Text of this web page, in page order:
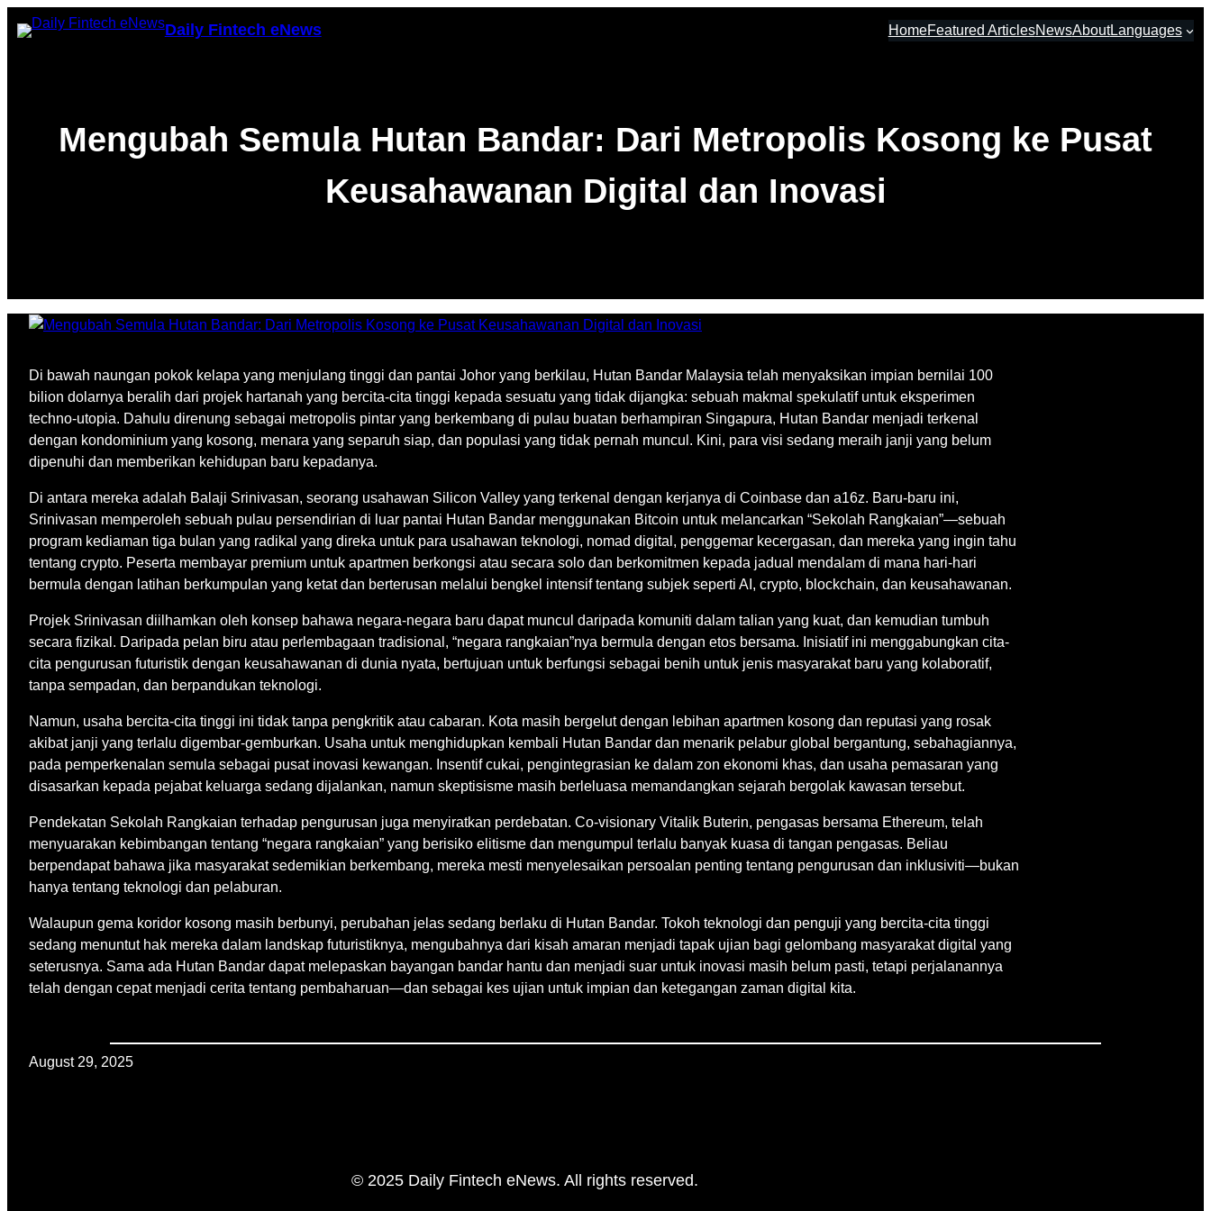
Skip
to
Daily Fintech eNews HomeFeatured ArticlesNewsAboutLanguages
Mengubah Semula Hutan Bandar: Dari Metropolis Kosong ke Pusat
Keusahawanan Digital dan Inovasi
Di bawah naungan pokok kelapa yang menjulang tinggi dan pantai Johor yang berkilau, Hutan Bandar Malaysia telah menyaksikan impian bernilai 100
bilion dolarnya beralih dari projek hartanah yang bercita-cita tinggi kepada sesuatu yang tidak dijangka: sebuah makmal spekulatif untuk eksperimen
techno-utopia. Dahulu direnung sebagai metropolis pintar yang berkembang di pulau buatan berhampiran Singapura, Hutan Bandar menjadi terkenal
dengan kondominium yang kosong, menara yang separuh siap, dan populasi yang tidak pernah muncul. Kini, para visi sedang meraih janji yang belum
dipenuhi dan memberikan kehidupan baru kepadanya.
Di antara mereka adalah Balaji Srinivasan, seorang usahawan Silicon Valley yang terkenal dengan kerjanya di Coinbase dan a16z. Baru-baru ini,
Srinivasan memperoleh sebuah pulau persendirian di luar pantai Hutan Bandar menggunakan Bitcoin untuk melancarkan “Sekolah Rangkaian”—sebuah
program kediaman tiga bulan yang radikal yang direka untuk para usahawan teknologi, nomad digital, penggemar kecergasan, dan mereka yang ingin tahu
tentang crypto. Peserta membayar premium untuk apartmen berkongsi atau secara solo dan berkomitmen kepada jadual mendalam di mana hari-hari
bermula dengan latihan berkumpulan yang ketat dan berterusan melalui bengkel intensif tentang subjek seperti AI, crypto, blockchain, dan keusahawanan.
Projek Srinivasan diilhamkan oleh konsep bahawa negara-negara baru dapat muncul daripada komuniti dalam talian yang kuat, dan kemudian tumbuh
secara fizikal. Daripada pelan biru atau perlembagaan tradisional, “negara rangkaian”nya bermula dengan etos bersama. Inisiatif ini menggabungkan cita-
cita pengurusan futuristik dengan keusahawanan di dunia nyata, bertujuan untuk berfungsi sebagai benih untuk jenis masyarakat baru yang kolaboratif,
tanpa sempadan, dan berpandukan teknologi.
Namun, usaha bercita-cita tinggi ini tidak tanpa pengkritik atau cabaran. Kota masih bergelut dengan lebihan apartmen kosong dan reputasi yang rosak
akibat janji yang terlalu digembar-gemburkan. Usaha untuk menghidupkan kembali Hutan Bandar dan menarik pelabur global bergantung, sebahagiannya,
pada pemperkenalan semula sebagai pusat inovasi kewangan. Insentif cukai, pengintegrasian ke dalam zon ekonomi khas, dan usaha pemasaran yang
disasarkan kepada pejabat keluarga sedang dijalankan, namun skeptisisme masih berleluasa memandangkan sejarah bergolak kawasan tersebut.
Pendekatan Sekolah Rangkaian terhadap pengurusan juga menyiratkan perdebatan. Co-visionary Vitalik Buterin, pengasas bersama Ethereum, telah
menyuarakan kebimbangan tentang “negara rangkaian” yang berisiko elitisme dan mengumpul terlalu banyak kuasa di tangan pengasas. Beliau
berpendapat bahawa jika masyarakat sedemikian berkembang, mereka mesti menyelesaikan persoalan penting tentang pengurusan dan inklusiviti—bukan
hanya tentang teknologi dan pelaburan.
Walaupun gema koridor kosong masih berbunyi, perubahan jelas sedang berlaku di Hutan Bandar. Tokoh teknologi dan penguji yang bercita-cita tinggi
sedang menuntut hak mereka dalam landskap futuristiknya, mengubahnya dari kisah amaran menjadi tapak ujian bagi gelombang masyarakat digital yang
seterusnya. Sama ada Hutan Bandar dapat melepaskan bayangan bandar hantu dan menjadi suar untuk inovasi masih belum pasti, tetapi perjalanannya
telah dengan cepat menjadi cerita tentang pembaharuan—dan sebagai kes ujian untuk impian dan ketegangan zaman digital kita.
August 29, 2025
© 2025 Daily Fintech eNews. All rights reserved.